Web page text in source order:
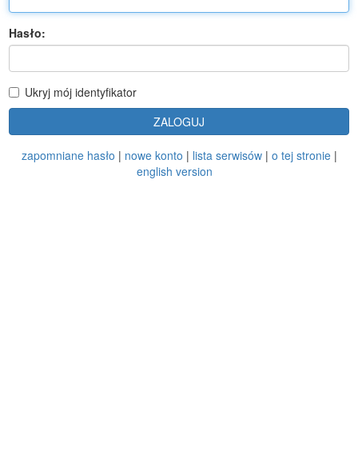
Hasło:
Ukryj mój identyfikator
ZALOGUJ
zapomniane hasło | nowe konto | lista serwisów| o tej stronie|
english version